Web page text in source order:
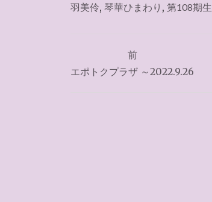
羽美伶, 琴華ひまわり , 第108期生
稿
前
エポトクプラザ ～2022.9.26